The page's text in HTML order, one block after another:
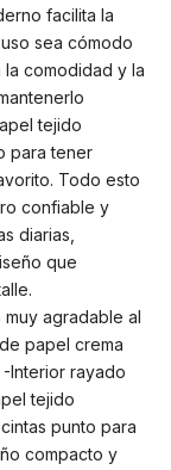
facilita la
sea cómodo
comodidad y la
tejido
para tener
Todo esto
confiable y
diarias,
que
agradable al
papel crema
Interior rayado
tejido
punto para
compacto y